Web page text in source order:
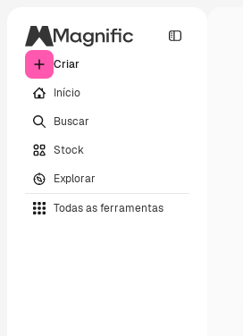
Criar
Início
Buscar
Stock
Explorar
Todas as ferramentas